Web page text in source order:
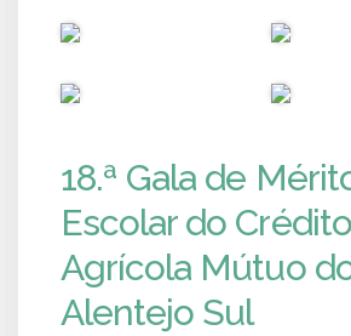
18.ª Gala de
Escolar do Crédito
Agrícola Mútuo
Alentejo Sul